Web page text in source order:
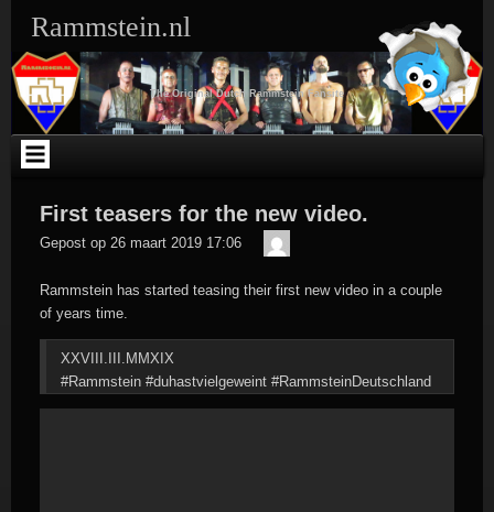
inhoud
Rammstein.nl
The Original Dutch Rammstein Fansite
First teasers for the new video.
Gepost op 26 maart 2019 17:06
Meister
Rammstein has started teasing their first new video in a couple
of years time.
XXVIII.III.MMXIX
#Rammstein #duhastvielgeweint #RammsteinDeutschland